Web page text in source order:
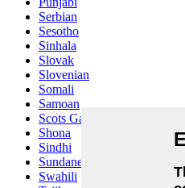
Serbian
Sesotho
Sinhala
Slovak
Slovenian
Somali
Samoan
Scots Gaelic
Shona
Sindhi
Sundanese
Swahili